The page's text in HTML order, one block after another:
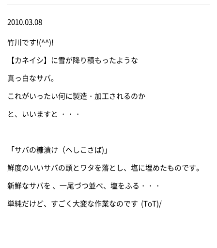
2010.03.08
竹川です!(^^)!
【カネイシ】に雪が降り積もったような
真っ白なサバ。
これがいったい何に製造・加工されるのか
と、いいますと ・・・
「サバの糠漬け（へしこさば)」
鮮度のいいサバの頭とワタを落とし、塩に埋めたものです。
新鮮なサバを 、一尾づつ並べ、塩をふる・・・
単純だけど、すごく大変な作業なのです (ToT)/